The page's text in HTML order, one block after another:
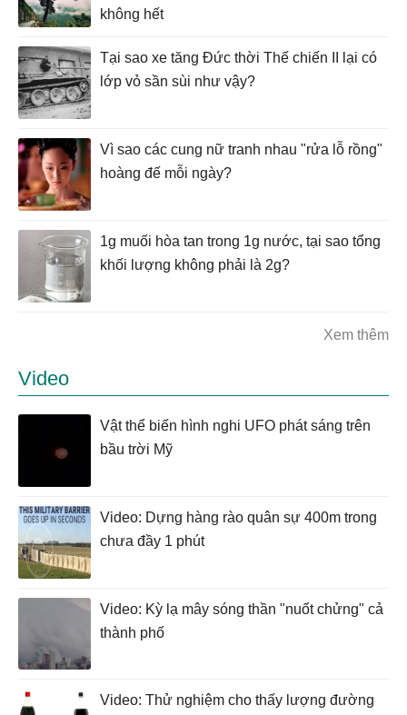
không hết
Tại sao xe tăng Đức thời Thế chiến II lại có
lớp vỏ sần sùi như vậy?
Vì sao các cung nữ tranh nhau "rửa lỗ rồng"
hoàng đế mỗi ngày?
1g muối hòa tan trong 1g nước, tại sao tổng
khối lượng không phải là 2g?
Xem thêm
Video
Vật thể biến hình nghi UFO phát sáng trên
bầu trời Mỹ
Video: Dựng hàng rào quân sự 400m trong
chưa đầy 1 phút
Video: Kỳ lạ mây sóng thần "nuốt chửng" cả
thành phố
Video: Thử nghiệm cho thấy lượng đường